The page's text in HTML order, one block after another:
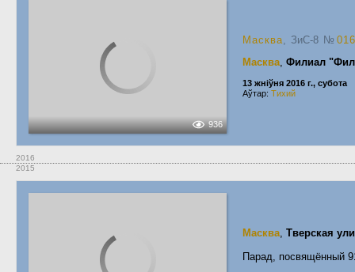
936
Масква, ЗиС-8 № 016
Масква, Филиал
13 жніўня 2016 г., субота
Аўтар: Тихий
2016
2015
Масква, Тверская
Парад, посвящённый